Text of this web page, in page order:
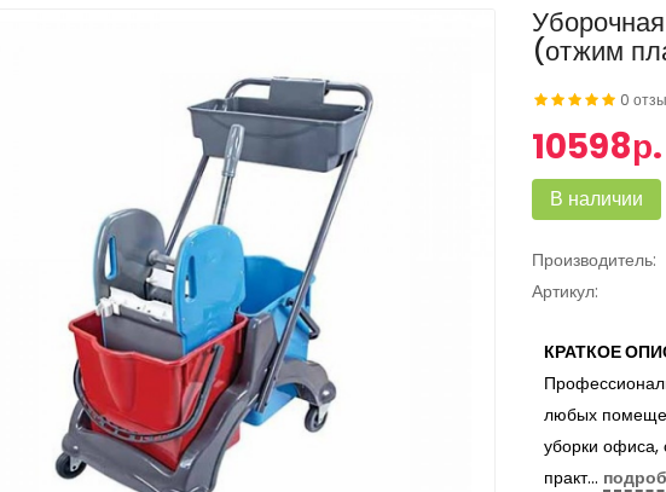
(отжим
0
10598р.
В наличии
Производитель:
Артикул:
КРАТКОЕ
любых
уборки
практ...